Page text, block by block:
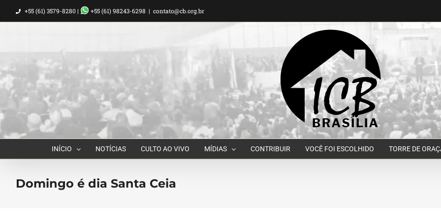
para
+55 (61) 3579-8280 | +55 (61) 98243-6298 | contato@cb.org.br
INÍCIO NOTÍCIAS CULTO AO VIVO MÍDIAS CONTRIBUIR VOCÊ FOI ESCOLHIDO TORRE DE
Domingo é dia Santa Ceia